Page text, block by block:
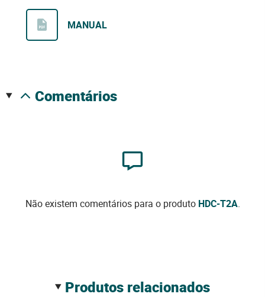
MANUAL
comentários
Não existem comentários para o produto HDC-T2A.
produtos relacionados